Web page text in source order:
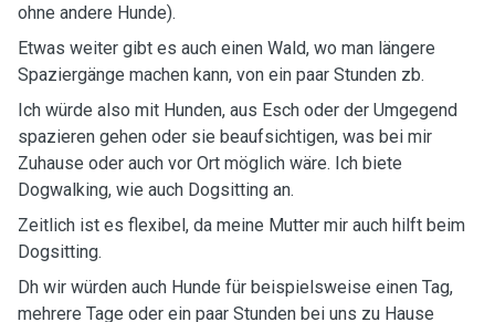
ohne andere Hunde).
Etwas weiter gibt es auch einen Wald, wo man längere
Spaziergänge machen kann, von ein paar Stunden zb.
Ich würde also mit Hunden, aus Esch oder der Umgegend
spazieren gehen oder sie beaufsichtigen, was bei mir
Zuhause oder auch vor Ort möglich wäre. Ich biete
Dogwalking, wie auch Dogsitting an.
Zeitlich ist es flexibel, da meine Mutter mir auch hilft beim
Dogsitting.
Dh wir würden auch Hunde für beispielsweise einen Tag,
mehrere Tage oder ein paar Stunden bei uns zu Hause